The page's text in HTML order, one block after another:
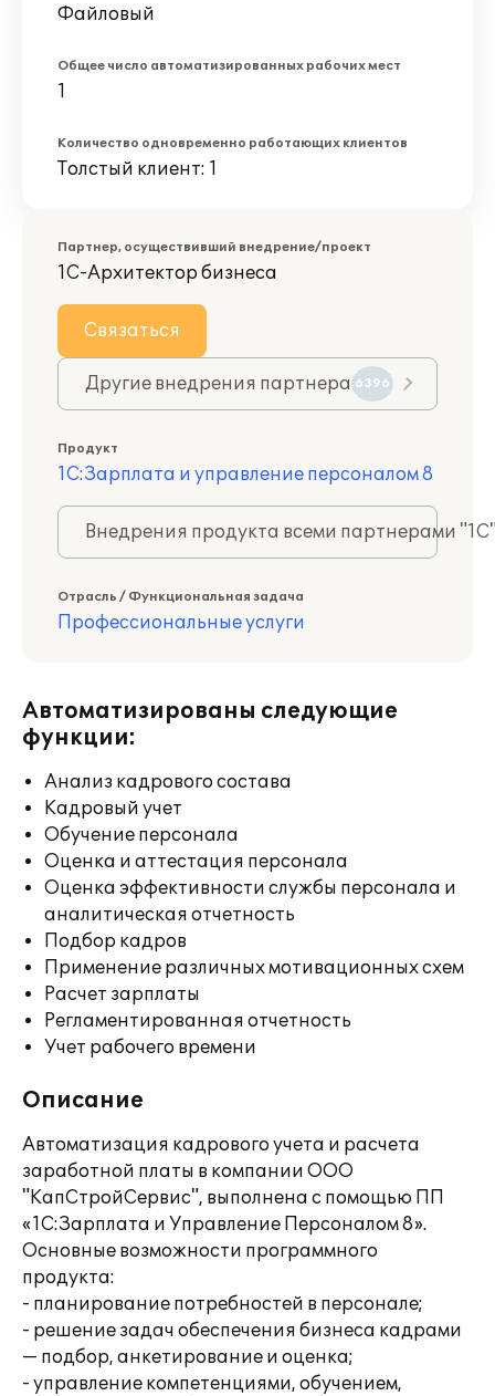
Файловый
Общее число автоматизированных рабочих мест
1
Количество одновременно работающих клиентов
Толстый клиент: 1
Партнер, осуществивший внедрение/проект
1С-Архитектор бизнеса
Связаться
Другие внедрения партнера 6396
Продукт
1С:Зарплата и управление персоналом 8
Внедрения продукта всеми партнерами
Отрасль / Функциональная задача
Профессиональные услуги
Автоматизированы следующие
функции:
Анализ кадрового состава
Кадровый учет
Обучение персонала
Оценка и аттестация персонала
Оценка эффективности службы персонала и
аналитическая отчетность
Подбор кадров
Применение различных мотивационных схем
Расчет зарплаты
Регламентированная отчетность
Учет рабочего времени
Описание
Автоматизация кадрового учета и расчета
заработной платы в компании ООО
"КапСтройСервис", выполнена с помощью ПП
«1С:Зарплата и Управление Персоналом 8».
Основные возможности программного
продукта:
- планирование потребностей в персонале;
- решение задач обеспечения бизнеса кадрами
— подбор, анкетирование и оценка;
- управление компетенциями, обучением,